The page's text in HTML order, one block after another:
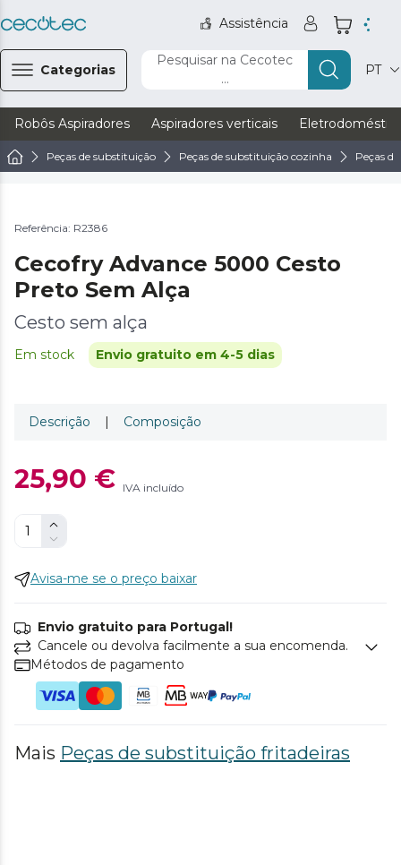
Assistência
Categorias
Pesquisar na Cecotec
...
PT
Robôs Aspiradores Aspiradores verticais
Peças de substituição Peças de substituição cozinha Peças
Referência: R2386
Cecofry Advance 5000 Cesto
Preto Sem Alça
Cesto sem alça
Em stock Envio gratuito em 4-5 dias
Descrição | Composição
25,90 € IVA incluído
Avisa-me se o preço baixar
Envio gratuito para Portugal!
Cancele ou devolva facilmente a sua encomenda.
Métodos de pagamento
Mais Peças de substituição fritadeiras